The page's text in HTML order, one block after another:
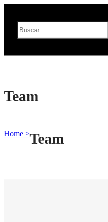
Buscar
Team
Home >Team